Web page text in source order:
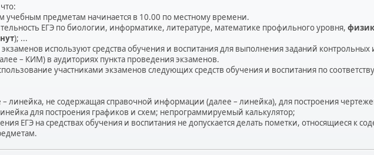
учебным предметам начинается в 10.00 по местному времени.
ЕГЭ по биологии, информатике, литературе, математике профильного уровня,
); ...
экзаменов используют средства обучения и воспитания для выполнения заданий
– КИМ) в аудиториях пункта проведения экзаменов.
участниками экзаменов следующих средств обучения и воспитания по
– линейка, не содержащая справочной информации (далее – линейка), для построения
для построения графиков и схем; непрограммируемый калькулятор;
ЕГЭ на средствах обучения и воспитания не допускается делать пометки, относящиеся к